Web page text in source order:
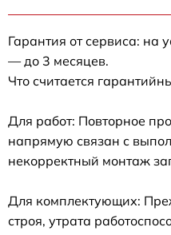
Гарантия от сервиса: на
— до 3 месяцев.
Что считается
Для работ: Повторное
напрямую связан с
некорректный монтаж
Для комплектующих:
строя, утрата